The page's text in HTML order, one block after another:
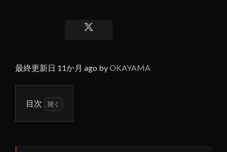
最終更新日 11か月 ago byOKAYAMA
目次